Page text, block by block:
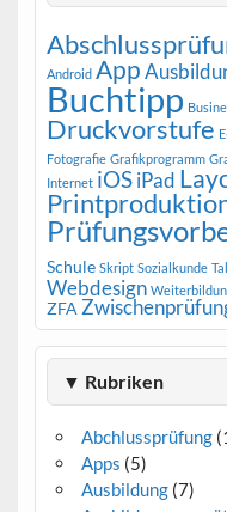
Android App
Buchtipp
Druckvorstufe
Fotografie Grafikprogramm
Internet iOSiPad
Schule Skript Sozialkunde
Webdesign
ZFA
▼ Rubriken
Abchlussprüfung
Apps (5)
Ausbildung(7)